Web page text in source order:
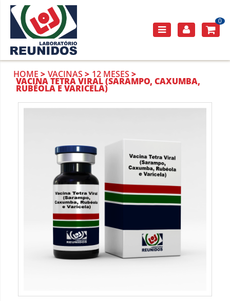
0
HOME VACINAS 12 MESES
VACINA TETRA VIRAL (SARAMPO, CAXUMBA,
RUBÉOLA E VARICELA)